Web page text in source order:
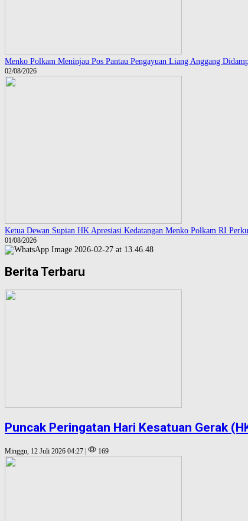
Menko Polkam Meninjau Pos Pantau Pengayuan Liang Anggang
02/08/2026
Ketua Dewan Supian HK Apresiasi Kedatangan Menko Polkam RI
01/08/2026
Berita Terbaru
Puncak Peringatan Hari Kesatuan Gerak
Minggu, 12 Juli 2026 04:27 | 169